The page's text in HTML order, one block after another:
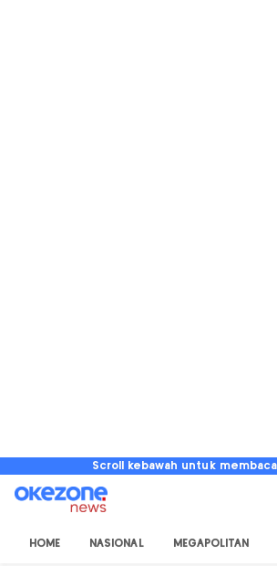
Scroll kebawah untuk membaca
HOME NASIONAL MEGAPOLITAN